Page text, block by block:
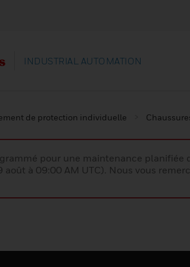
INDUSTRIAL AUTOMATION
de protection individuelle
pour une maintenance planifiée
août à 09:00 AM UTC). Nous vous